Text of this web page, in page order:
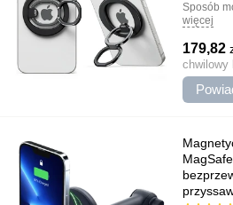
Sposób
Rodzaj
Może być
więcej
179,82
chwilowy